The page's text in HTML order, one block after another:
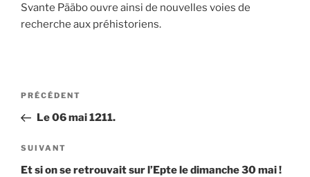
Svante Pääbo ouvre ainsi de nouvelles voies de
recherche aux préhistoriens.
Navigation
l’article
Article
précédent
PRÉCÉDENT
Le 06 mai 1211.
Article
suivant
SUIVANT
Et si on se retrouvait sur l’Epte le dimanche 30 mai !